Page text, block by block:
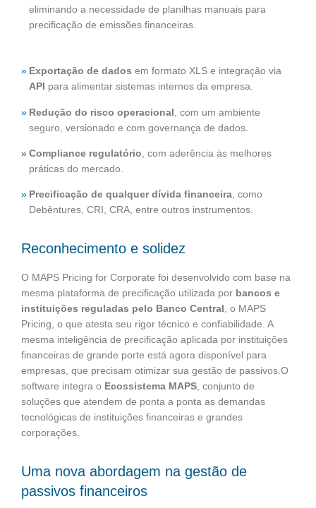
eliminando a necessidade de planilhas manuais para
precificação de emissões financeiras.
Exportação de dados em formato XLS e integração via
API para alimentar sistemas internos da empresa.
Redução do risco operacional , com um ambiente
seguro, versionado e com governança de dados.
Compliance regulatório , com aderência às melhores
práticas do mercado.
Precificação de qualquer dívida financeira, como
Debêntures, CRI, CRA, entre outros instrumentos.
Reconhecimento e solidez
O MAPS Pricing for Corporate foi desenvolvido com base na
mesma plataforma de precificação utilizada por bancos e
instituições reguladas pelo Banco Central, o MAPS
Pricing, o que atesta seu rigor técnico e confiabilidade. A
mesma inteligência de precificação aplicada por instituições
financeiras de grande porte está agora disponível para
empresas, que precisam otimizar sua gestão de passivos.O
software integra o Ecossistema MAPS, conjunto de
soluções que atendem de ponta a ponta as demandas
tecnológicas de instituições financeiras e grandes
corporações.
Uma nova abordagem na gestão de
passivos financeiros